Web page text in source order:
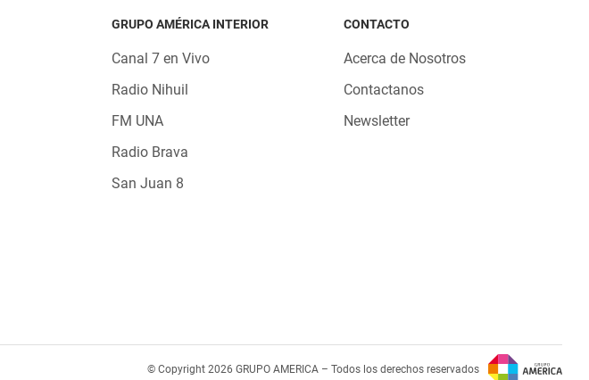
GRUPO AMÉRICA INTERIOR
Canal 7 en Vivo
Radio Nihuil
FM UNA
Radio Brava
San Juan 8
CONTACTO
Acerca de Nosotros
Contactanos
Newsletter
© Copyright 2026 GRUPO AMERICA – Todos los derechos reservados